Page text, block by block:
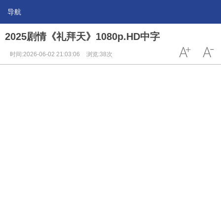
导航
2025剧情《礼拜天》1080p.HD中字
时间:2026-06-02 21:03:06 浏览:38次